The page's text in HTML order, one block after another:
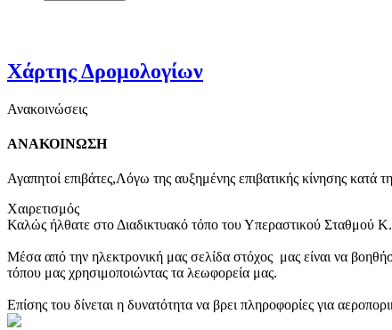
Χάρτης Δρομολογίων
Ανακοινώσεις
ΑΝΑΚΟΙΝΩΣΗ
Αγαπητοί επιβάτες,Λόγω της αυξημένης επιβατικής κίνησης κατά
Χαιρετισμός
Καλώς ήλθατε στο Διαδικτυακό τόπο του Υπεραστικού
Μέσα από την ηλεκτρονική μας σελίδα στόχος μας είναι να
τόπου μας χρησιμοποιώντας τα λεωφορεία μας.
Επίσης του δίνεται η δυνατότητα να βρει πληροφορίες για